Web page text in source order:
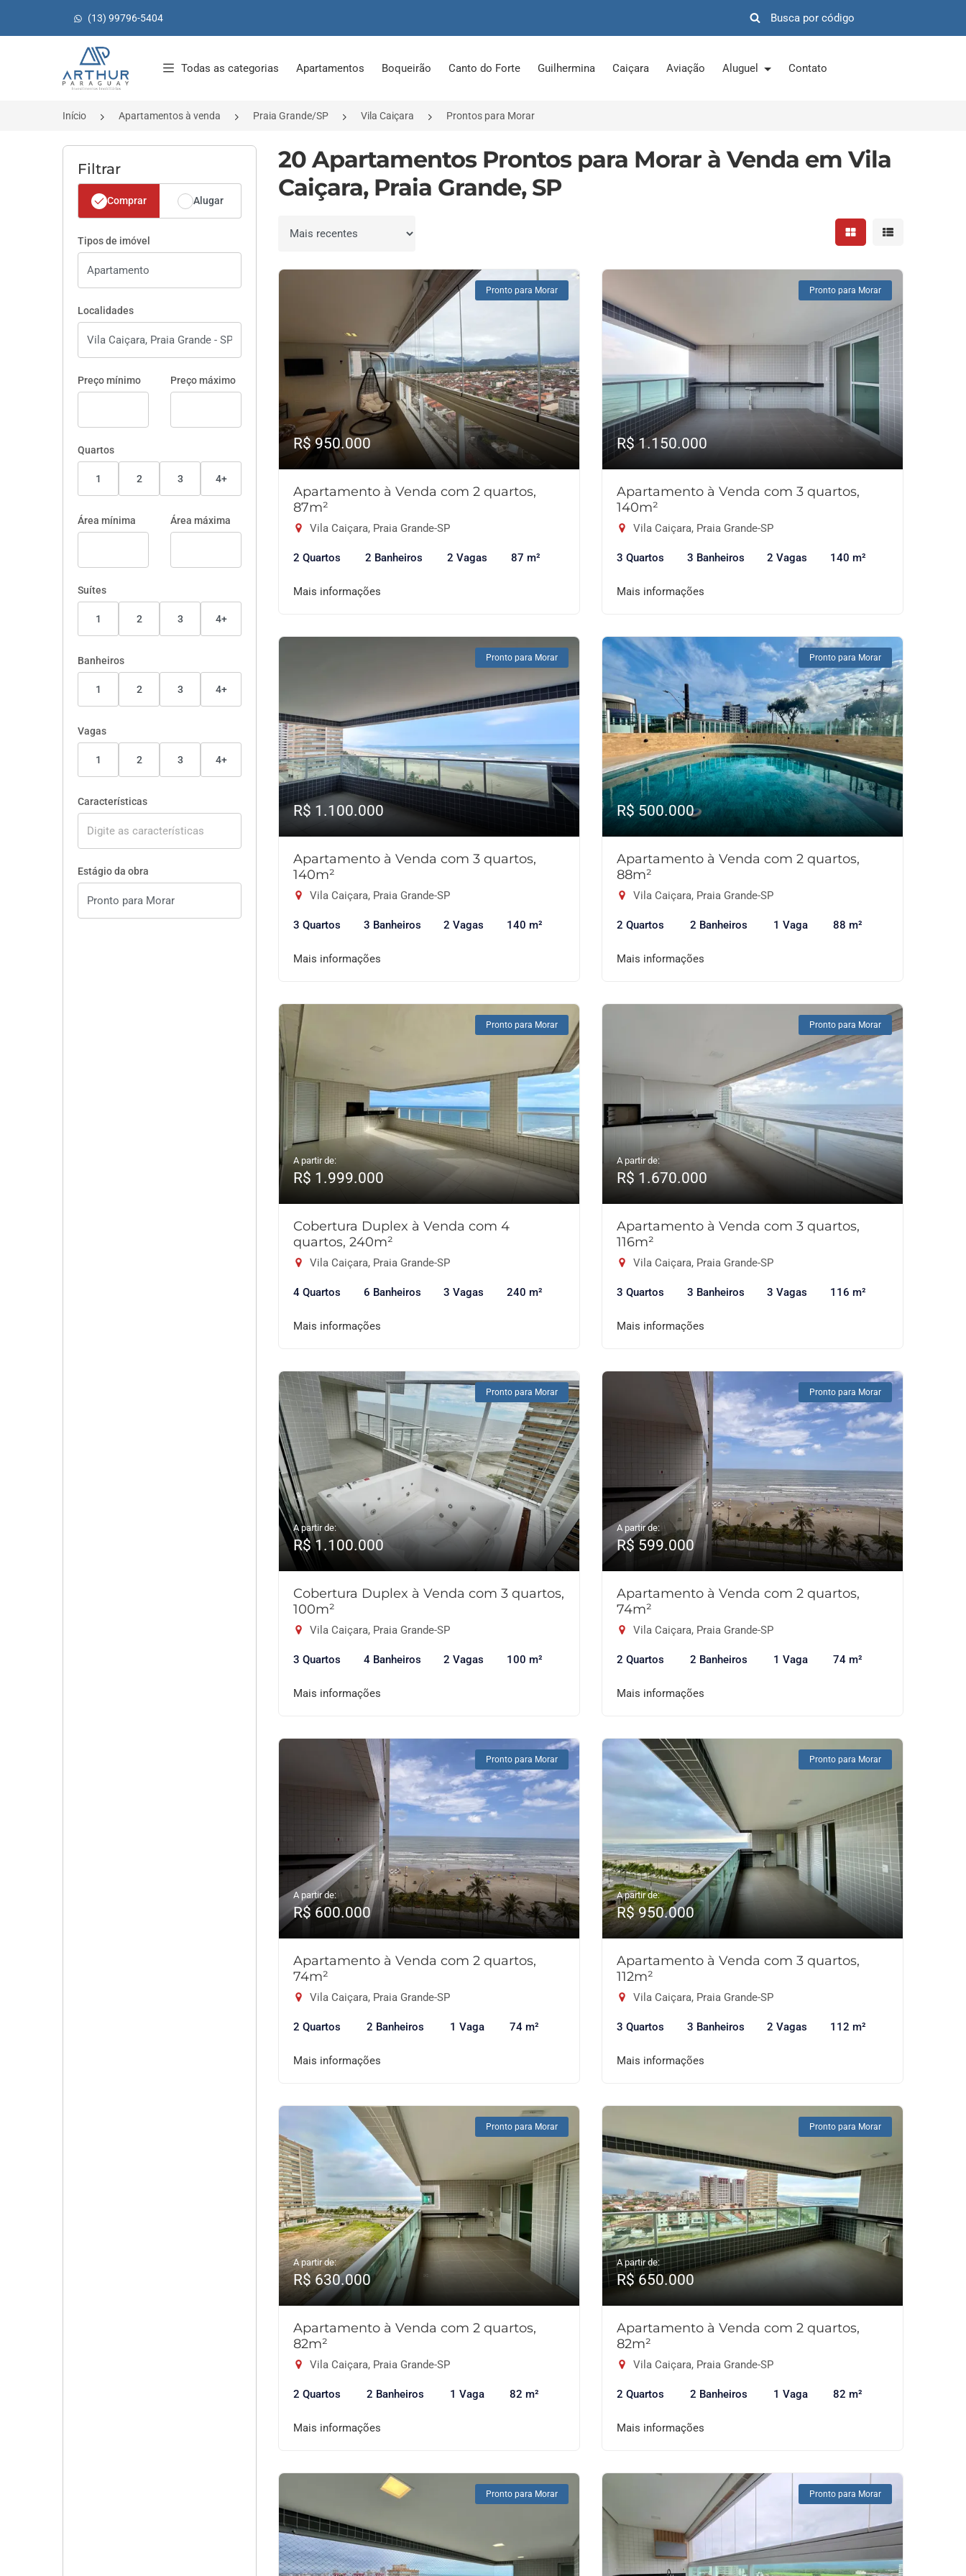
(13) 99796-5404
Página inicial
Todas as categorias Apartamentos Boqueirão Canto do Forte Guilhermina Caiçara Aviação Aluguel Contato
Início Apartamentos à venda Praia Grande/SP Vila Caiçara Prontos para Morar
Filtrar
Comprar Alugar
Tipos de imóvel
Localidades
Preço mínimo Preço máximo
Quartos
1 2 3 4+
Área mínima Área máxima
Suítes
1 2 3 4+
Banheiros
1 2 3 4+
Vagas
1 2 3 4+
Características
Estágio da obra
20 Apartamentos Prontos para Morar à Venda em Vila
Caiçara, Praia Grande, SP
Ordenar por Mostrar resultados em
Mostrar
Pronto para Morar
R$ 950.000
Apartamento à Venda com 2 quartos,
87m²
Vila Caiçara, Praia Grande-SP
2 Quartos 2 Banheiros 2 Vagas 87 m²
Mais informações
Pronto para Morar
R$ 1.150.000
Apartamento à Venda com 3 quartos,
140m²
Vila Caiçara, Praia Grande-SP
3 Quartos 3 Banheiros 2 Vagas 140 m²
Mais informações
Pronto para Morar
R$ 1.100.000
Apartamento à Venda com 3 quartos,
140m²
Vila Caiçara, Praia Grande-SP
3 Quartos 3 Banheiros 2 Vagas 140 m²
Mais informações
Pronto para Morar
R$ 500.000
Apartamento à Venda com 2 quartos,
88m²
Vila Caiçara, Praia Grande-SP
2 Quartos 2 Banheiros 1 Vaga 88 m²
Mais informações
Pronto para Morar
A partir de:
R$ 1.999.000
Cobertura Duplex à Venda com 4
quartos, 240m²
Vila Caiçara, Praia Grande-SP
4 Quartos 6 Banheiros 3 Vagas 240 m²
Mais informações
Pronto para Morar
A partir de:
R$ 1.670.000
Apartamento à Venda com 3 quartos,
116m²
Vila Caiçara, Praia Grande-SP
3 Quartos 3 Banheiros 3 Vagas 116 m²
Mais informações
Pronto para Morar
A partir de:
R$ 1.100.000
Cobertura Duplex à Venda com 3 quartos,
100m²
Vila Caiçara, Praia Grande-SP
3 Quartos 4 Banheiros 2 Vagas 100 m²
Mais informações
Pronto para Morar
A partir de:
R$ 599.000
Apartamento à Venda com 2 quartos,
74m²
Vila Caiçara, Praia Grande-SP
2 Quartos 2 Banheiros 1 Vaga 74 m²
Mais informações
Pronto para Morar
A partir de:
R$ 600.000
Apartamento à Venda com 2 quartos,
74m²
Vila Caiçara, Praia Grande-SP
2 Quartos 2 Banheiros 1 Vaga 74 m²
Mais informações
Pronto para Morar
A partir de:
R$ 950.000
Apartamento à Venda com 3 quartos,
112m²
Vila Caiçara, Praia Grande-SP
3 Quartos 3 Banheiros 2 Vagas 112 m²
Mais informações
Pronto para Morar
A partir de:
R$ 630.000
Apartamento à Venda com 2 quartos,
82m²
Vila Caiçara, Praia Grande-SP
2 Quartos 2 Banheiros 1 Vaga 82 m²
Mais informações
Pronto para Morar
A partir de:
R$ 650.000
Apartamento à Venda com 2 quartos,
82m²
Vila Caiçara, Praia Grande-SP
2 Quartos 2 Banheiros 1 Vaga 82 m²
Mais informações
Pronto para Morar Pronto para Morar